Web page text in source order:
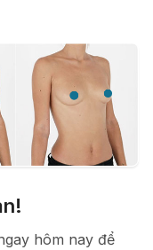
hôm nay để